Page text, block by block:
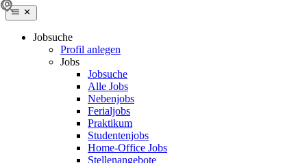
Jobsuche
Profil anlegen
Jobs
Jobsuche
Alle Jobs
Nebenjobs
Ferialjobs
Praktikum
Studentenjobs
Home-Office Jobs
Stellenangebote